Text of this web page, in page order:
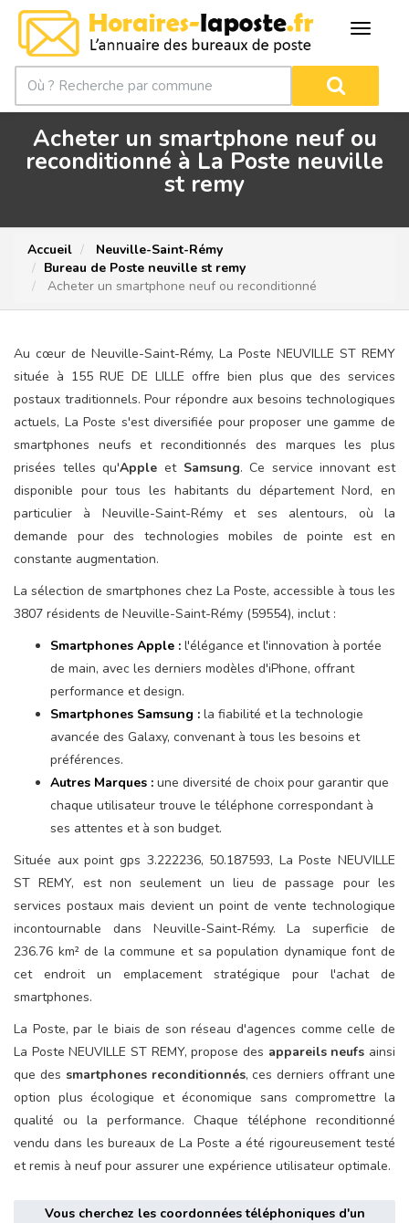
Acheter un smartphone neuf ou
reconditionné à La Poste neuville
st remy
Accueil
Neuville-Saint-Rémy
Bureau de Poste neuville st remy
Acheter un smartphone neuf ou reconditionné
Au cœur de Neuville-Saint-Rémy, La Poste NEUVILLE ST REMY
située à 155 RUE DE LILLE offre bien plus que des services
postaux traditionnels. Pour répondre aux besoins technologiques
actuels, La Poste s'est diversifiée pour proposer une gamme de
smartphones neufs et reconditionnés des marques les plus
prisées telles qu'Apple et Samsung. Ce service innovant est
disponible pour tous les habitants du département Nord, en
particulier à Neuville-Saint-Rémy et ses alentours, où la
demande pour des technologies mobiles de pointe est en
constante augmentation.
La sélection de smartphones chez La Poste, accessible à tous les
3807 résidents de Neuville-Saint-Rémy (59554), inclut :
Smartphones Apple : l'élégance et l'innovation à portée
de main, avec les derniers modèles d'iPhone, offrant
performance et design.
Smartphones Samsung : la fiabilité et la technologie
avancée des Galaxy, convenant à tous les besoins et
préférences.
Autres Marques : une diversité de choix pour garantir que
chaque utilisateur trouve le téléphone correspondant à
ses attentes et à son budget.
Située aux point gps 3.222236, 50.187593, La Poste NEUVILLE
ST REMY, est non seulement un lieu de passage pour les
services postaux mais devient un point de vente technologique
incontournable dans Neuville-Saint-Rémy. La superficie de
236.76 km² de la commune et sa population dynamique font de
cet endroit un emplacement stratégique pour l'achat de
smartphones.
La Poste, par le biais de son réseau d'agences comme celle de
La Poste NEUVILLE ST REMY, propose des appareils neufs ainsi
que des smartphones reconditionnés, ces derniers offrant une
option plus écologique et économique sans compromettre la
qualité ou la performance. Chaque téléphone reconditionné
vendu dans les bureaux de La Poste a été rigoureusement testé
et remis à neuf pour assurer une expérience utilisateur optimale.
Vous cherchez les coordonnées téléphoniques d'un